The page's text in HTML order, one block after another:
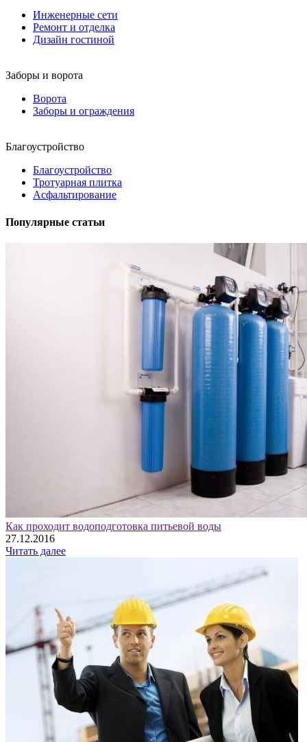
Инженерные сети
Ремонт и отделка
Дизайн гостиной
Заборы и ворота
Ворота
Заборы и ограждения
Благоустройство
Благоустройство
Тротуарная плитка
Асфальтирование
Популярные статьи
Как проходит водоподготовка питьевой воды
27.12.2016
Читать далее